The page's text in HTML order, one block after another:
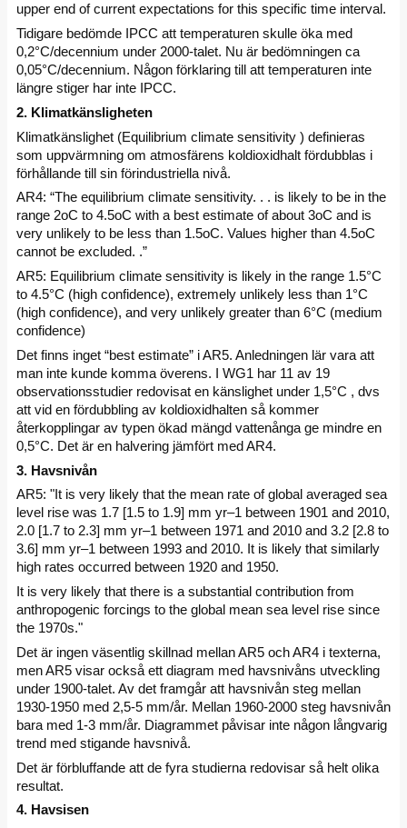
upper end of current expectations for this specific time interval.
Tidigare bedömde IPCC att temperaturen skulle öka med
0,2°C/decennium under 2000-talet. Nu är bedömningen ca
0,05°C/decennium. Någon förklaring till att temperaturen inte
längre stiger har inte IPCC.
2. Klimatkänsligheten
Klimatkänslighet (Equilibrium climate sensitivity ) definieras
som uppvärmning om atmosfärens koldioxidhalt fördubblas i
förhållande till sin förindustriella nivå.
AR4: “The equilibrium climate sensitivity. . . is likely to be in the
range 2oC to 4.5oC with a best estimate of about 3oC and is
very unlikely to be less than 1.5oC. Values higher than 4.5oC
cannot be excluded. .”
AR5: Equilibrium climate sensitivity is likely in the range 1.5°C
to 4.5°C (high confidence), extremely unlikely less than 1°C
(high confidence), and very unlikely greater than 6°C (medium
confidence)
Det finns inget “best estimate” i AR5. Anledningen lär vara att
man inte kunde komma överens. I WG1 har 11 av 19
observationsstudier redovisat en känslighet under 1,5°C , dvs
att vid en fördubbling av koldioxidhalten så kommer
återkopplingar av typen ökad mängd vattenånga ge mindre en
0,5°C. Det är en halvering jämfört med AR4.
3. Havsnivån
AR5: "It is very likely that the mean rate of global averaged sea
level rise was 1.7 [1.5 to 1.9] mm yr–1 between 1901 and 2010,
2.0 [1.7 to 2.3] mm yr–1 between 1971 and 2010 and 3.2 [2.8 to
3.6] mm yr–1 between 1993 and 2010. It is likely that similarly
high rates occurred between 1920 and 1950.
It is very likely that there is a substantial contribution from
anthropogenic forcings to the global mean sea level rise since
the 1970s."
Det är ingen väsentlig skillnad mellan AR5 och AR4 i texterna,
men AR5 visar också ett diagram med havsnivåns utveckling
under 1900-talet. Av det framgår att havsnivån steg mellan
1930-1950 med 2,5-5 mm/år. Mellan 1960-2000 steg havsnivån
bara med 1-3 mm/år. Diagrammet påvisar inte någon långvarig
trend med stigande havsnivå.
Det är förbluffande att de fyra studierna redovisar så helt olika
resultat.
4. Havsisen